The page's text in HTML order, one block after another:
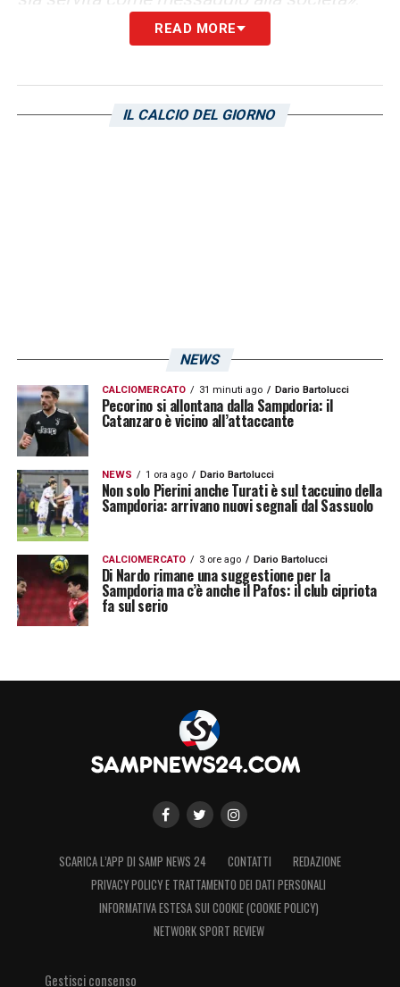
GENOA IN SERIE B UNO STIMOLO? –
essere anche un bellissimo palcoscenico
READ MORE
IL CALCIO DEL GIORNO
NEWS
CALCIOMERCATO 31 minuti ago Dario Bartolucci
Pecorino si allontana dalla Sampdoria: il
Catanzaro è vicino all’attaccante
NEWS 1 ora ago Dario Bartolucci
Non solo Pierini anche Turati è sul taccuino della
Sampdoria: arrivano nuovi segnali dal Sassuolo
CALCIOMERCATO 3 ore ago Dario Bartolucci
Di Nardo rimane una suggestione per la
Sampdoria ma c’è anche il Pafos: il club cipriota
fa sul serio
SCARICA L’APP DI SAMP NEWS 24 CONTATTI
REDAZIONE
PRIVACY POLICY E TRATTAMENTO DEI DATI PERSONALI
INFORMATIVA ESTESA SUI COOKIE (COOKIE POLICY)
NETWORK SPORT REVIEW
Gestisci consenso